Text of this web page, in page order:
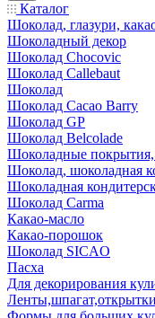
Каталог
Шоколад, глазури,
Шоколадный декор
Шоколад Chocovic
Шоколад Callebaut
Шоколад
Шоколад Cacao Barry
Шоколад GP
Шоколад Belcolade
Шоколадные
Шоколад, шоколадная
Шоколадная
Шоколад Carma
Какао-масло
Какао-порошок
Шоколад SICAO
Пасха
Для декорирования
Ленты,шпагат,открытки